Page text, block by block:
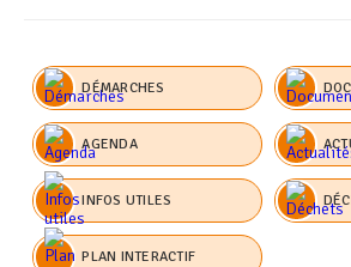
DÉMARCHES
AGENDA
INFOS UTILES
PLAN INTERACTIF